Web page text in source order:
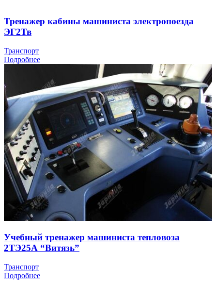
Тренажер кабины машиниста электропоезда
ЭГ2Тв
Транспорт
Подробнее
Учебный тренажер машиниста тепловоза
2ТЭ25А “Витязь”
Транспорт
Подробнее